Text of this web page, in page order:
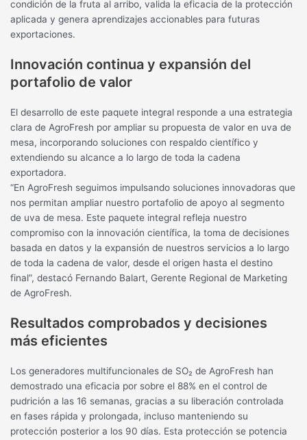
condición de la fruta al arribo, valida la eficacia de la protección
aplicada y genera aprendizajes accionables para futuras
exportaciones.
Innovación continua y expansión del
portafolio de valor
El desarrollo de este paquete integral responde a una estrategia
clara de AgroFresh por ampliar su propuesta de valor en uva de
mesa, incorporando soluciones con respaldo científico y
extendiendo su alcance a lo largo de toda la cadena
exportadora.
“En AgroFresh seguimos impulsando soluciones innovadoras que
nos permitan ampliar nuestro portafolio de apoyo al segmento
de uva de mesa. Este paquete integral refleja nuestro
compromiso con la innovación científica, la toma de decisiones
basada en datos y la expansión de nuestros servicios a lo largo
de toda la cadena de valor, desde el origen hasta el destino
final”, destacó Fernando Balart, Gerente Regional de Marketing
de AgroFresh.
Resultados comprobados y decisiones
más eficientes
Los generadores multifuncionales de SO₂ de AgroFresh han
demostrado una eficacia por sobre el 88% en el control de
pudrición a las 16 semanas, gracias a su liberación controlada
en fases rápida y prolongada, incluso manteniendo su
protección posterior a los 90 días. Esta protección se potencia